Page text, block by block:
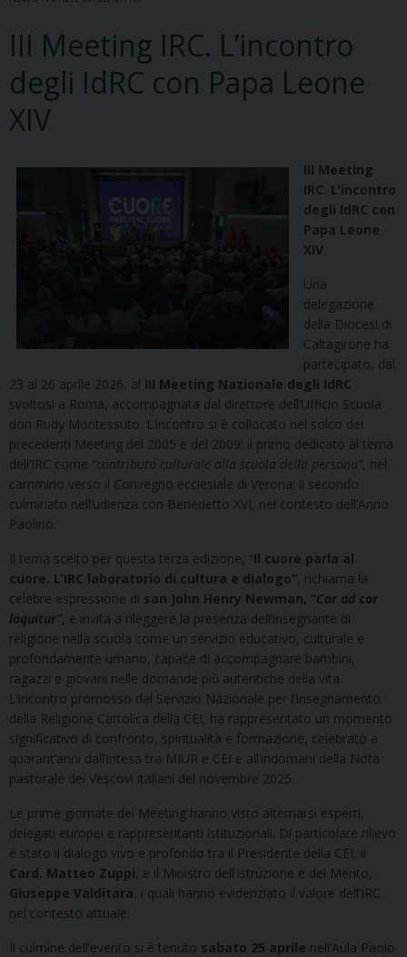
III Meeting IRC. L’incontro
degli IdRC con Papa Leone
XIV
III Meeting
IRC. L’incontro
degli IdRC con
Papa Leone
XIV
Una
delegazione
della Diocesi di
Caltagirone ha
partecipato, dal
23 al 26 aprile 2026, al III Meeting Nazionale degli IdRC
svoltosi a Roma, accompagnata dal direttore dell’Ufficio Scuola
don Rudy Montessuto. L’incontro si è collocato nel solco dei
precedenti Meeting del 2005 e del 2009: il primo dedicato al tema
dell’IRC come “contributo culturale alla scuola della persona”, nel
cammino verso il Convegno ecclesiale di Verona; il secondo
culminato nell’udienza con Benedetto XVI, nel contesto dell’Anno
Paolino.
Il tema scelto per questa terza edizione, “Il cuore parla al
cuore. L’IRC laboratorio di cultura e dialogo”, richiama la
celebre espressione di san John Henry Newman, “Cor ad cor
loquitur”, e invita a rileggere la presenza dell’insegnante di
religione nella scuola come un servizio educativo, culturale e
profondamente umano, capace di accompagnare bambini,
ragazzi e giovani nelle domande più autentiche della vita.
L’incontro promosso dal Servizio Nazionale per l’Insegnamento
della Religione Cattolica della CEI, ha rappresentato un momento
significativo di confronto, spiritualità e formazione, celebrato a
quarant’anni dall’intesa tra MIUR e CEI e all’indomani della Nota
pastorale dei Vescovi italiani del novembre 2025.
Le prime giornate del Meeting hanno visto alternarsi esperti,
delegati europei e rappresentanti istituzionali. Di particolare rilievo
è stato il dialogo vivo e profondo tra il Presidente della CEI, il
Card. Matteo Zuppi, e il Ministro dell’Istruzione e del Merito,
Giuseppe Valditara, i quali hanno evidenziato il valore dell’IRC
nel contesto attuale.
Il culmine dell’evento si è tenuto sabato 25 aprile nell’Aula Paolo